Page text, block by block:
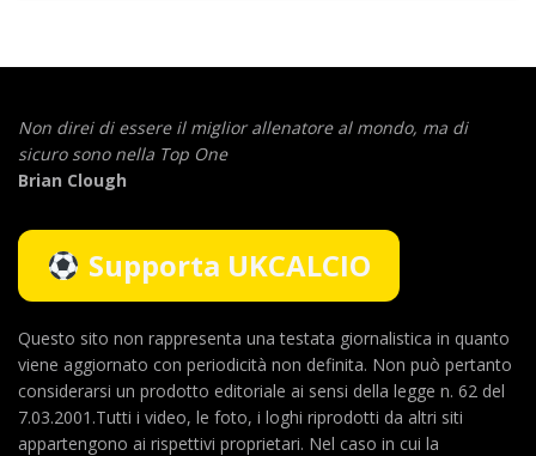
Non direi di essere il miglior allenatore al mondo, ma di
sicuro sono nella Top One
Brian Clough
Supporta UKCALCIO
Questo sito non rappresenta una testata giornalistica in quanto
viene aggiornato con periodicità non definita. Non può pertanto
considerarsi un prodotto editoriale ai sensi della legge n. 62 del
7.03.2001.Tutti i video, le foto, i loghi riprodotti da altri siti
appartengono ai rispettivi proprietari. Nel caso in cui la